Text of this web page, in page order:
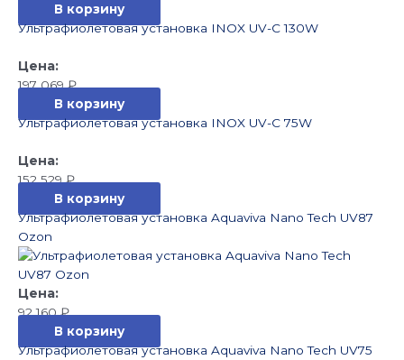
В корзину
Ультрафиолетовая установка INOX UV-C 130W
197 069₽
В корзину
Ультрафиолетовая установка INOX UV-C 75W
152 529₽
В корзину
Ультрафиолетовая установка Aquaviva Nano Tech UV87
Ozon
92 160₽
В корзину
Ультрафиолетовая установка Aquaviva Nano Tech UV75